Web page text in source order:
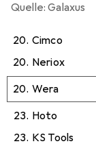
Quelle: Galaxus
20. Cimco
20. Neriox
20. Wera
23. Hoto
23. KS Tools